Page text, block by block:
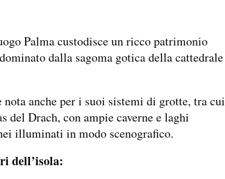
Palma custodisce un ricco patrimonio
dalla sagoma gotica della cattedrale
nota anche per i suoi sistemi di grotte, tra cui
del Drach, con ampie caverne e laghi
illuminati in modo scenografico.
dell’isola: